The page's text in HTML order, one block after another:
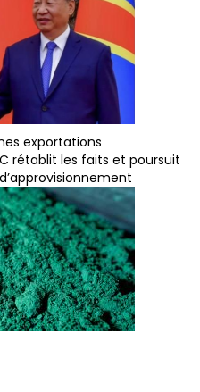
exportations
rétablit les faits et poursuit